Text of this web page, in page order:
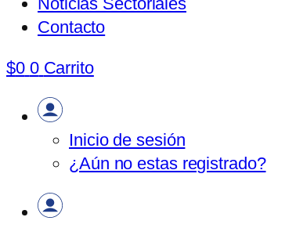
Contacto
$0 0 Carrito
Inicio de sesión
¿Aún no estas registrado?